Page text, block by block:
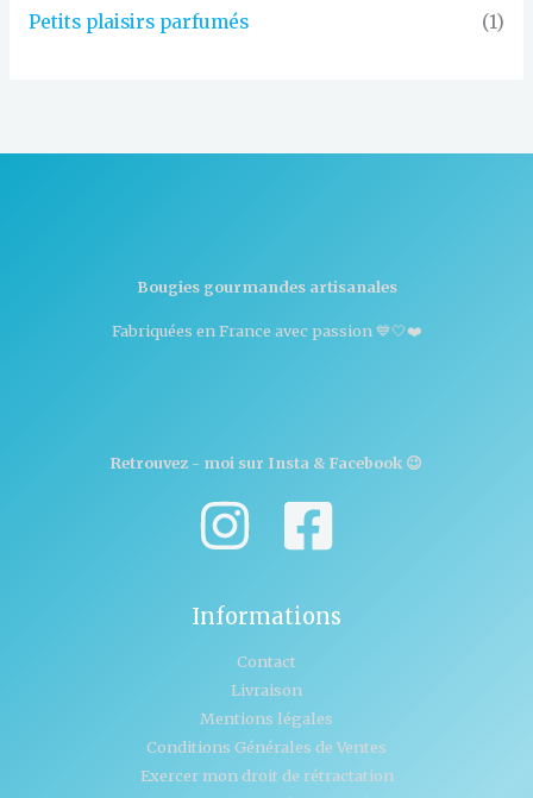
Petits plaisirs parfumés (1)
Bougies gourmandes artisanales
Fabriquées en France avec passion 💙🤍❤️
Retrouvez - moi sur Insta & Facebook 😉
Informations
Contact
Livraison
Mentions légales
Conditions Générales de Ventes
Exercer mon droit de rétractation